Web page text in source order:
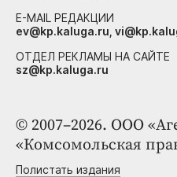
© 2007–2026. ООО
«Комсомольская
Полистать издания
E-MAIL РЕДАКЦИИ
ev@kp.kaluga.ru,
ОТДЕЛ РЕКЛАМЫ НА САЙТЕ
sz@kp.kaluga.ru